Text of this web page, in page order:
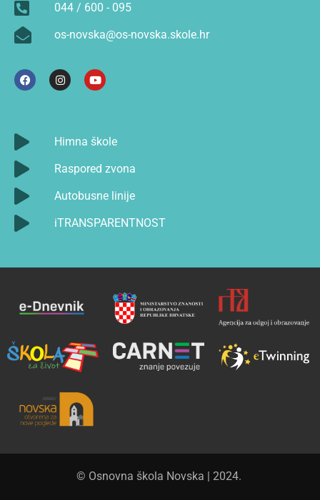
044 / 600 - 095
os-novska@os-novska.skole.hr
Himna škole
Raspored zvona
Autobusne linije
iTRANSPARENTNOST
© Osnovna škola Novska | 2024.